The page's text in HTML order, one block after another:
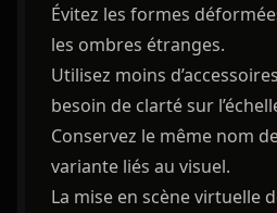
Évitez les formes
les ombres étranges.
Utilisez moins
besoin de clarté sur
Conservez le même nom
variante liés au visuel.
La mise en scène virtuelle